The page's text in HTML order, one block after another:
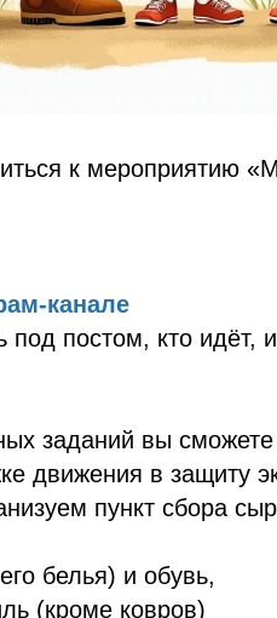
к мероприятию
канале
под постом, кто идёт,
заданий вы
движения в защиту
пункт сбора
белья) и обувь,
(кроме ковров)